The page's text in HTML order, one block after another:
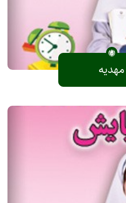
مهدیه